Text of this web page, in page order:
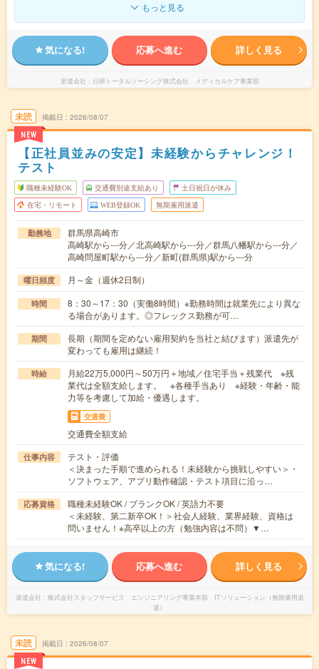
もっと見る
気になる! 応募へ進む 詳しく見る
派遣会社 日研トータルソーシング株式会社 メディカルケア事業部
未読
NEW
掲載日 2026/08/07
【正社員並みの安定】未経験からチャレンジ！
テスト
職種未経験OK 交通費別途支給あり 土日祝日が休み
在宅・リモート WEB登録OK 無期雇用派遣
勤務地
群馬県高崎市
高崎駅から---分／北高崎駅から---分／群馬八幡駅から---分／
高崎問屋町駅から---分／新町(群馬県)駅から---分
曜日頻度 月～金（週休2日制）
時間
8：30～17：30（実働8時間）※勤務時間は就業先により異な
る場合があります。◎フレックス勤務が可…
期間
長期（期間を定めない雇用契約を当社と結びます）派遣先が
変わっても雇用は継続！
時給
月給22万5,000円～50万円＋地域／住宅手当＋残業代 ※残
業代は全額支給します。 ※各種手当あり ※経験・年齢・能
力等を考慮して加給・優遇します。
交通費
交通費全額支給
仕事内容
テスト・評価
＜決まった手順で進められる！未経験から挑戦しやすい＞・
ソフトウェア、アプリ動作確認・テスト項目に沿っ…
応募資格
職種未経験OK / ブランクOK / 英語力不要
＜未経験、第二新卒OK！＞社会人経験、業界経験、資格は
問いません！※高卒以上の方（勉強内容は不問）▼…
気になる! 応募へ進む 詳しく見る
派遣会社
株式会社スタッフサービス エンジニアリング事業本部 ITソリューション（無期雇用派
遣）
未読
NEW
掲載日 2026/08/07